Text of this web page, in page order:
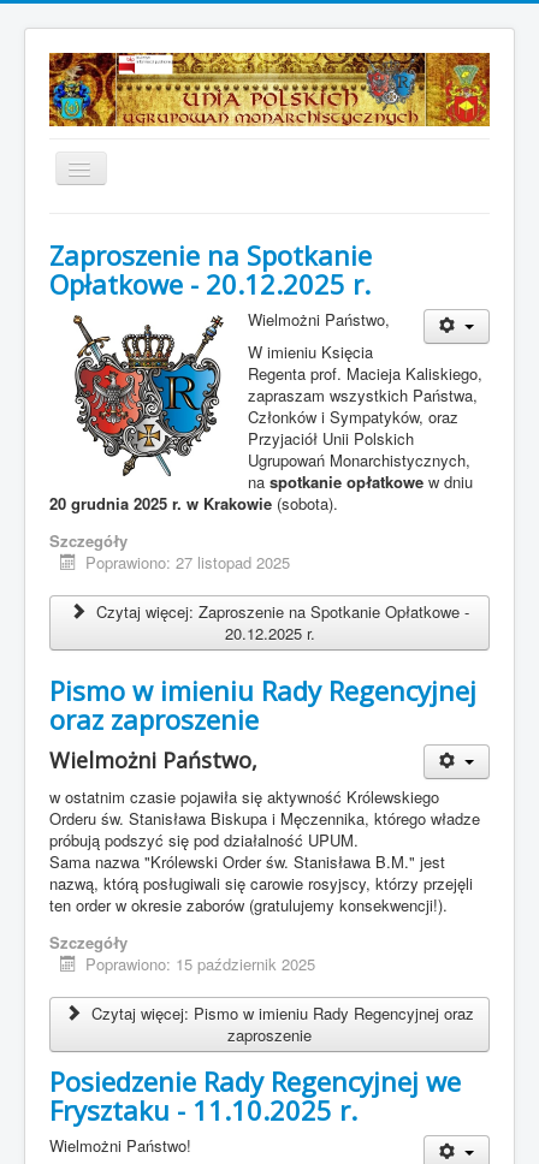
Toggle
Navigation
Aktualności
Galeria zdjęć
O nas
Dokumenty UPUM
Insygnia i odznaczenia
Kontakt
BIP
Jesteś tutaj: Start
Zaproszenie na Spotkanie
Opłatkowe - 20.12.2025 r.
Wielmożni Państwo,
W imieniu Księcia
Regenta prof. Macieja Kaliskiego,
zapraszam wszystkich Państwa,
Członków i Sympatyków, oraz
Przyjaciół Unii Polskich
Ugrupowań Monarchistycznych,
na spotkanie opłatkowe w dniu
20 grudnia 2025 r. w Krakowie (sobota).
Szczegóły
Poprawiono: 27 listopad 2025
Czytaj więcej: Zaproszenie na Spotkanie Opłatkowe -
20.12.2025 r.
Pismo w imieniu Rady Regencyjnej
oraz zaproszenie
Wielmożni Państwo,
w ostatnim czasie pojawiła się aktywność Królewskiego
Orderu św. Stanisława Biskupa i Męczennika, którego władze
próbują podszyć się pod działalność UPUM.
Sama nazwa "Królewski Order św. Stanisława B.M." jest
nazwą, którą posługiwali się carowie rosyjscy, którzy przejęli
ten order w okresie zaborów (gratulujemy konsekwencji!).
Szczegóły
Poprawiono: 15 październik 2025
Czytaj więcej: Pismo w imieniu Rady Regencyjnej oraz
zaproszenie
Posiedzenie Rady Regencyjnej we
Frysztaku - 11.10.2025 r.
Wielmożni Państwo!